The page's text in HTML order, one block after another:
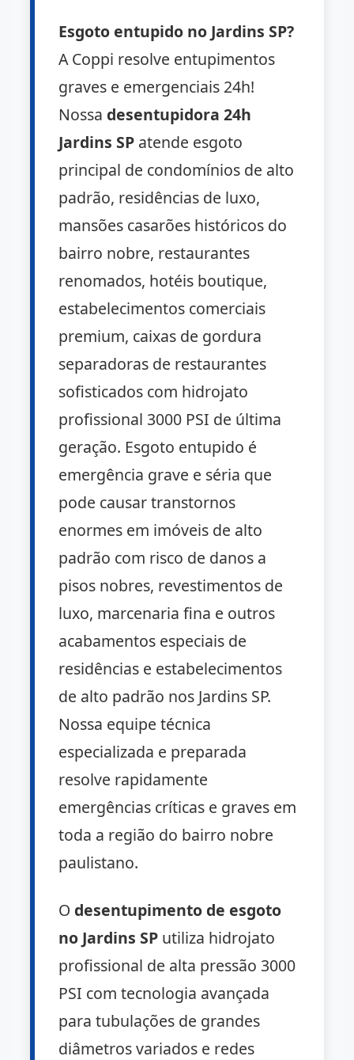
Esgoto entupido no Jardins SP?
A Coppi resolve entupimentos
graves e emergenciais 24h!
Nossa desentupidora 24h
Jardins SP atende esgoto
principal de condomínios de alto
padrão, residências de luxo,
mansões casarões históricos do
bairro nobre, restaurantes
renomados, hotéis boutique,
estabelecimentos comerciais
premium, caixas de gordura
separadoras de restaurantes
sofisticados com hidrojato
profissional 3000 PSI de última
geração. Esgoto entupido é
emergência grave e séria que
pode causar transtornos
enormes em imóveis de alto
padrão com risco de danos a
pisos nobres, revestimentos de
luxo, marcenaria fina e outros
acabamentos especiais de
residências e estabelecimentos
de alto padrão nos Jardins SP.
Nossa equipe técnica
especializada e preparada
resolve rapidamente
emergências críticas e graves em
toda a região do bairro nobre
paulistano.
O desentupimento de esgoto
no Jardins SP utiliza hidrojato
profissional de alta pressão 3000
PSI com tecnologia avançada
para tubulações de grandes
diâmetros variados e redes